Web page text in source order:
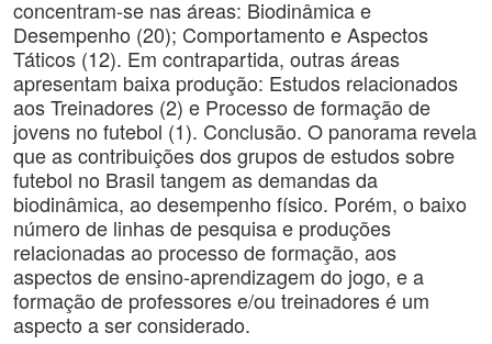
concentram-se nas áreas: Biodinâmica e
Desempenho (20); Comportamento e Aspectos
Táticos (12). Em contrapartida, outras áreas
apresentam baixa produção: Estudos relacionados
aos Treinadores (2) e Processo de formação de
jovens no futebol (1). Conclusão. O panorama revela
que as contribuições dos grupos de estudos sobre
futebol no Brasil tangem as demandas da
biodinâmica, ao desempenho físico. Porém, o baixo
número de linhas de pesquisa e produções
relacionadas ao processo de formação, aos
aspectos de ensino-aprendizagem do jogo, e a
formação de professores e/ou treinadores é um
aspecto a ser considerado.